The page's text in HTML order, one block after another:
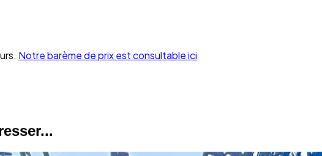
Notre barème de prix est consultable ici